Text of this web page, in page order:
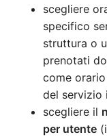
scegliere
specifico
struttura o
prenotati
come
del servizio
scegliere il
per utente